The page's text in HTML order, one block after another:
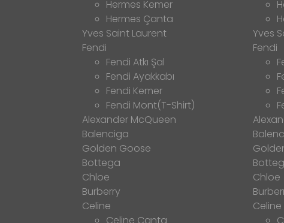
Hermes Kemer
Hermes Çanta
Yves Saint Laurent
Fendi
Fendi Atkı Şal
Fendi Ayakkabı
Fendi Kemer
Fendi Mont(T-Shirt)
Alexander McQueen
Balenciga
Golden Goose
Bottega
Chloe
Burberry
Celine
Yves
Fendi
Chloe
Celine